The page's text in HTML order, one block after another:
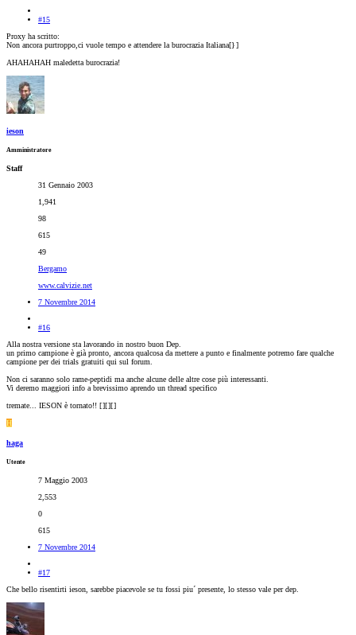
#15
Proxy ha scritto:
Non ancora purtroppo,ci vuole tempo e attendere la burocrazia Italiana[}]
AHAHAHAH maledetta burocrazia!
ieson
Amministratore
Staff
31 Gennaio 2003
1,941
98
615
49
Bergamo
www.calvizie.net
7 Novembre 2014
#16
Alla nostra versione sta lavorando in nostro buon Dep.
un primo campione è già pronto, ancora qualcosa da mettere a punto e finalmente potremo fare qualche
campione per dei trials gratuiti qui sul forum.
Non ci saranno solo rame-peptidi ma anche alcune delle altre cose più interessanti.
Vi deremo maggiori info a brevissimo aprendo un thread specifico
tremate... IESON è tornato!! [][][]
H
haga
Utente
7 Maggio 2003
2,553
0
615
7 Novembre 2014
#17
Che bello risentirti ieson, sarebbe piacevole se tu fossi piu´ presente, lo stesso vale per dep.